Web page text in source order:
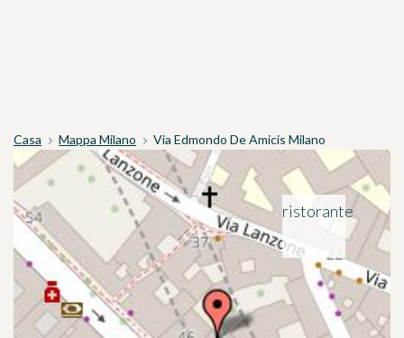
Casa Mappa Milano Via Edmondo De Amicis Milano
ristorante